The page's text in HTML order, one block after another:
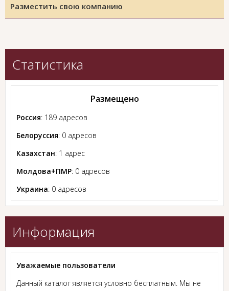
Разместить свою компанию
Статистика
Размещено
Россия: 189 адресов
Белоруссия: 0 адресов
Казахстан: 1 адрес
Молдова+ПМР: 0 адресов
Украина: 0 адресов
Информация
Уважаемые пользователи
Данный каталог является условно бесплатным. Мы не